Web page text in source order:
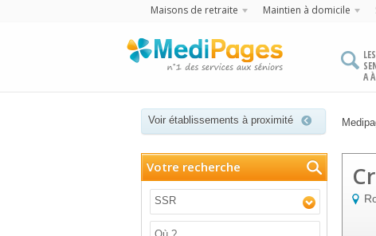
Maisons de retraite Maintien à domicile
LES
A
Voir établissements à proximité
Votre recherche
SSR